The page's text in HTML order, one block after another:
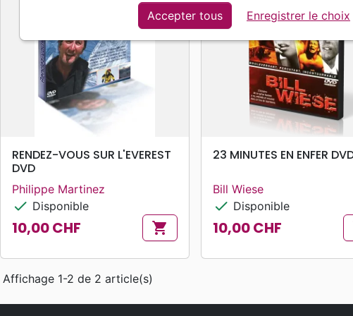
search APERÇU RAPIDE
RENDEZ-VOUS SUR L'EVEREST
DVD
Philippe Martinez
check Disponible
Prix
10,00 CHF shopping_cart
searchAPERÇU RAPIDE
23 MINUTES EN ENFER
Bill Wiese
check Disponible
Prix
10,00 CHF
Affichage 1-2 de 2 article(s)
Accepter tous Enregistrer le choix